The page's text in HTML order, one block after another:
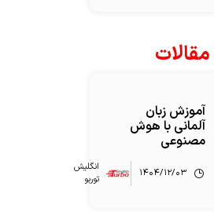
مقالات
آموزش زبان
آلمانی با هوش
مصنوعی
۱۴۰۴/۱۲/۰۳
انگلیش‌
توربو